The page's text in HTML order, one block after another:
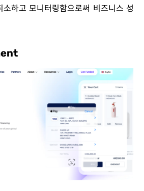
하고 모니터링함으로써 비즈니스 성